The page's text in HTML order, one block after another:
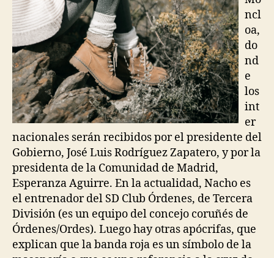
ncl
oa,
do
nd
e
los
int
er
nacionales serán recibidos por el presidente del
Gobierno, José Luis Rodríguez Zapatero, y por la
presidenta de la Comunidad de Madrid,
Esperanza Aguirre. En la actualidad, Nacho es
el entrenador del SD Club Órdenes, de Tercera
División (es un equipo del concejo coruñés de
Órdenes/Ordes). Luego hay otras apócrifas, que
explican que la banda roja es un símbolo de la